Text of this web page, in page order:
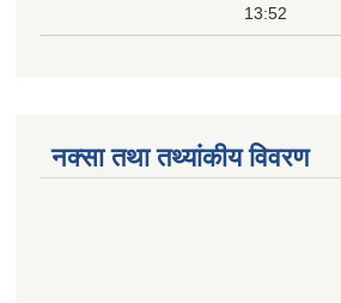
13:52
नक्सा तथा तथ्यांकीय विवरण